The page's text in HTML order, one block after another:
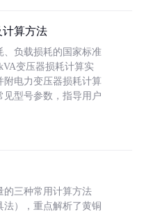
计算方法
、负载损耗的国家标准
变压器损耗计算实
附电力变压器损耗计算
见型号参数，指导用户
的三种常用计算方法
法），重点解析了黄铜